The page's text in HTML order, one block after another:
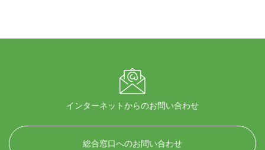
インターネットからのお問い合わせ
総合窓口へのお問い合わせ